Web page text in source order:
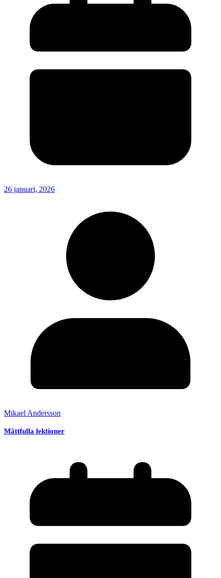
26 januari, 2026
Mikael Andersson
Måttfulla lektioner